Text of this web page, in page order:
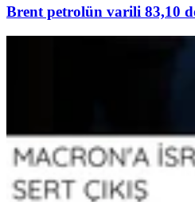
Brent petrolün varili 83,10